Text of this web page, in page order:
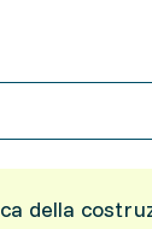
della